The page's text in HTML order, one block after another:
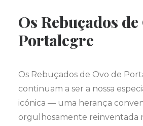
Os Rebuçados de
Portalegre
Os Rebuçados de Ovo de
continuam a ser a nossa
icónica — uma herança
orgulhosamente reinventada